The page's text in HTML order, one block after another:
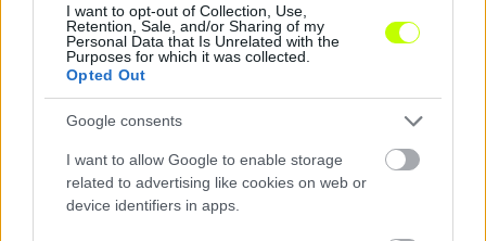
I want to opt-out of Collection, Use,
Retention, Sale, and/or Sharing of my
Personal Data that Is Unrelated with the
Purposes for which it was collected.
Opted Out
Google consents
I want to allow Google to enable storage
related to advertising like cookies on web or
device identifiers in apps.
éves Kovács Erik, aki már 16 évesen bemutatkozott az első
csapatban.
Hírek